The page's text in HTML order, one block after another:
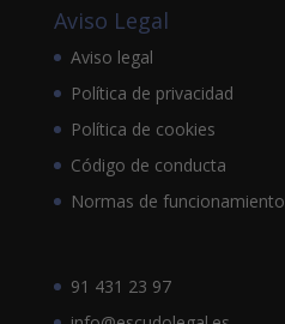
Aviso Legal
Aviso legal
Política de privacidad
Política de cookies
Código de conducta
Normas de funcionamiento
91 431 23 97